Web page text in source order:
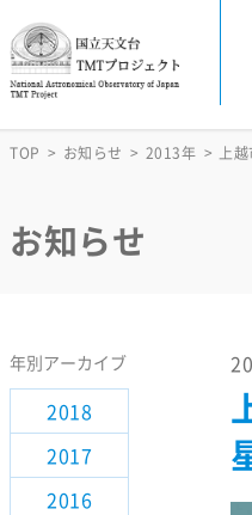
お知らせ
活動予定
TMT科学諮問委員会
研究支援情報
サイエンス検討
お知らせ
年別アーカイブ
2018
2017
2016
TOP お知らせ 2013年 上